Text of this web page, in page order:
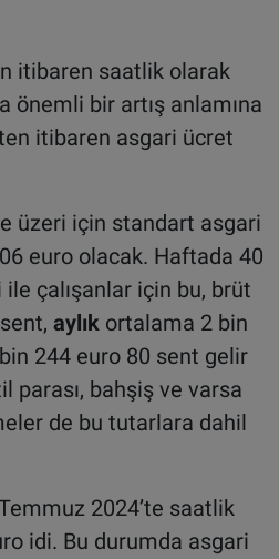
itibaren saatlik olarak
önemli bir artış anlamına
itibaren asgari ücret
üzeri için standart asgari
euro olacak. Haftada 40
çalışanlar için bu, brüt
aylık ortalama 2 bin
244 euro 80 sent gelir
parası, bahşiş ve varsa
de bu tutarlara dahil
2024’te saatlik
idi. Bu durumda asgari